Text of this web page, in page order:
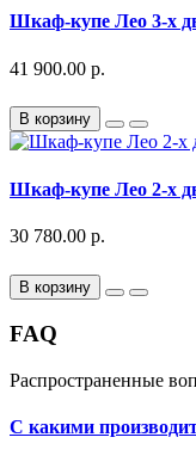
Шкаф-купе Лео 3-х
41 900.00 р.
В корзину
Шкаф-купе Лео 2-х
30 780.00 р.
В корзину
FAQ
Распространенные
С какими